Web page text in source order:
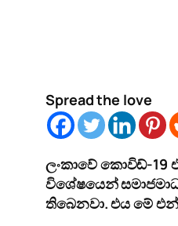
Spread the love
ලංකාවේ කොවිඩ්-19
විශේෂයෙන්
තිබෙනවා. එය මේ